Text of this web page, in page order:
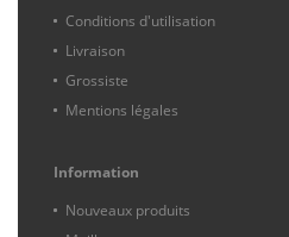
Conditions d'utilisation
Livraison
Grossiste
Mentions légales
Information
Nouveaux produits